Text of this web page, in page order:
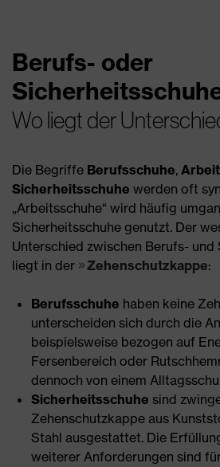
Berufs- oder
Wo liegt der
Die Begriffe Berufsschuhe,
Sicherheitsschuhe werden oft
„Arbeitsschuhe“ wird häufig
Sicherheitsschuhe genutzt. Der
Unterschied zwischen Berufs- und
liegt in der
Zehenschutzkappe:
Berufsschuhe haben keine
unterscheiden sich durch die
beispielsweise bezogen auf
Fersenbereich oder
dennoch von einem
Sicherheitsschuhe sind
Zehenschutzkappe aus
Stahl ausgestattet. Die
weiterer Anforderungen sind